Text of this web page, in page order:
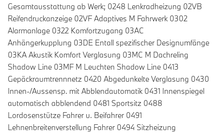
Gesamtausstattung ab Werk; 0248 Lenkradheizung 02VB
Reifendruckanzeige 02VF Adaptives M Fahrwerk 0302
Alarmanlage 0322 Komfortzugang 03AC
Anhängerkupplung 03DE Entall spezifischer Designumfänge
03KA Akustik Komfort Verglasung 03MC M Dachreling
Shadow Line 03MF M Leuchten Shadow Line 0413
Gepäckraumtrennnetz 0420 Abgedunkelte Verglasung 0430
Innen-/Aussensp. mit Abblendautomatik 0431 Innenspiegel
automatisch abblendend 0481 Sportsitz 0488
Lordosenstütze Fahrer u. Beifahrer 0491
Lehnenbreitenverstellung Fahrer 0494 Sitzheizung